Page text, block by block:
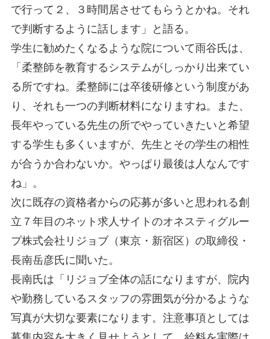
で行って２、３時間居させてもらうとかね。それ
で判断するように話します」と語る。
学生に勧めたくなるような院について雨谷氏は、
「柔整師を教育するシステムがしっかり出来てい
る所ですね。柔整師には卒後研修という制度があ
り、それも一つの判断材料になりますね。また、
長年やっている先生の所でやっていきたいと希望
する学生も多くいますが、先生とその学生の相性
が合うか合わないか。やっぱり最後は人なんです
ね」。
次に既存の資格者からの応募が多いと思われる創
立７年目のネット求人サイトのオネスティグルー
プ株式会社リジョブ（東京・新宿区）の取締役・
長南岳彦氏に聞いた。
長南氏は「リジョブ全体の話になりますが、院内
や勤務しているスタッフの雰囲気が分かるような
写真が大切な要素になります。注意事項としては